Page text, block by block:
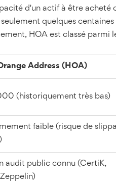
d'un actif à être acheté
quelques
HOA est classé parmi
Address (HOA)
(historiquement très bas)
faible (risque de
audit public connu (CertiK,